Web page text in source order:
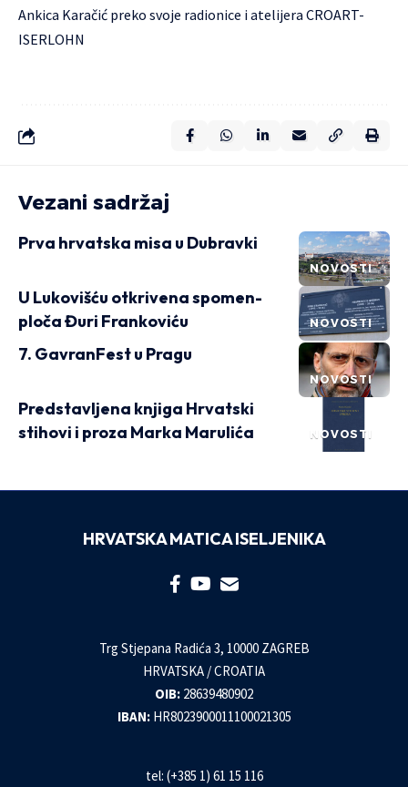
Ankica Karačić preko svoje radionice i atelijera CROART-
ISERLOHN
Vezani sadržaj
NOVOSTI
Prva hrvatska misa u Dubravki
NOVOSTI
U Lukovišću otkrivena spomen-
ploča Đuri Frankoviću
NOVOSTI
7. GavranFest u Pragu
NOVOSTI
Predstavljena knjiga Hrvatski
stihovi i proza Marka Marulića
HRVATSKA MATICA ISELJENIKA
Trg Stjepana Radića 3, 10000 ZAGREB
HRVATSKA / CROATIA
OIB: 28639480902
IBAN: HR8023900011100021305
tel: (+385 1) 61 15 116